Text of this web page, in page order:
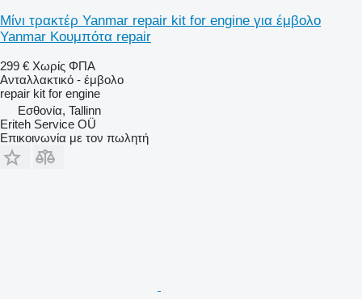
Μίνι τρακτέρ Yanmar repair kit for engine για έμβολο
Yanmar Κουμπότα repair
299 € Χωρίς ΦΠΑ
Ανταλλακτικό - έμβολο
repair kit for engine
Εσθονία, Tallinn
Eriteh Service OÜ
Επικοινωνία με τον πωλητή